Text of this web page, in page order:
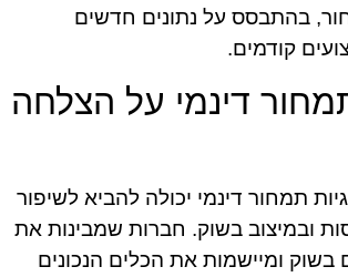
בהתבסס על נתונים חדשים
קודמים.
דינמי על הצלחה
תמחור דינמי יכולה להביא לשיפור
ובמיצוב בשוק. חברות שמבינות את
בשוק ומיישמות את הכלים הנכונים